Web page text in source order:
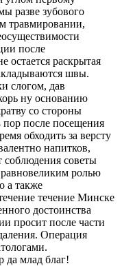
разве зубового
травмировании,
после
остается раскрытая
швы.
слогом, дав
ну основанию
со стороны
после посещения
обходить за версту
напитков,
соблюдения советы
равновеликим ролью
а также
течение Минске
достоинства
просит после части
Операция
да млад благ!